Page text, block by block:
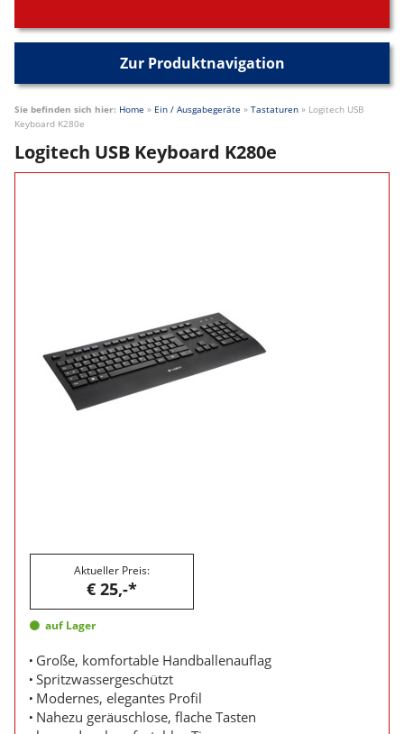
Zur Produktnavigation
Sie befinden sich hier: Home » Ein / Ausgabegeräte » Tastaturen » Logitech USB
Keyboard K280e
Logitech USB Keyboard K280e
Aktueller Preis:
€ 25,-*
auf Lager
Große, komfortable Handballenauflag
Spritzwassergeschützt
Modernes, elegantes Profil
Nahezu geräuschlose, flache Tasten